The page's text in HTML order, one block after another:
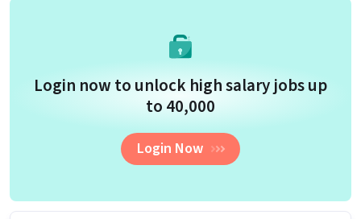
Login now to unlock high salary jobs up
to ₹40,000
Login Now